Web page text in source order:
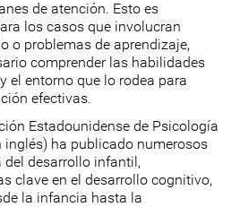
de atención. Esto es
los casos que involucran
o problemas de aprendizaje,
comprender las habilidades
el entorno que lo rodea para
efectivas.
Estadounidense de Psicología
inglés) ha publicado numerosos
del desarrollo infantil,
clave en el desarrollo cognitivo,
la infancia hasta la